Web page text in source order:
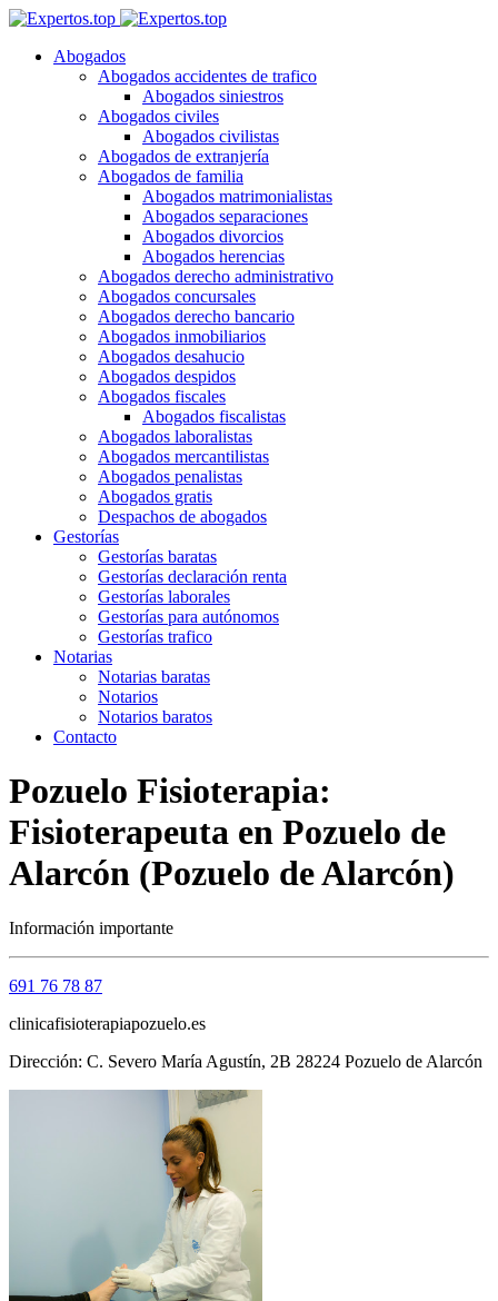
Abogados
Abogados accidentes de trafico
Abogados siniestros
Abogados civiles
Abogados civilistas
Abogados de extranjería
Abogados de familia
Abogados matrimonialistas
Abogados separaciones
Abogados divorcios
Abogados herencias
Abogados derecho administrativo
Abogados concursales
Abogados derecho bancario
Abogados inmobiliarios
Abogados desahucio
Abogados despidos
Abogados fiscales
Abogados fiscalistas
Abogados laboralistas
Abogados mercantilistas
Abogados penalistas
Abogados gratis
Despachos de abogados
Gestorías
Gestorías baratas
Gestorías declaración renta
Gestorías laborales
Gestorías para autónomos
Gestorías trafico
Notarias
Notarias baratas
Notarios
Notarios baratos
Contacto
Pozuelo Fisioterapia:
Fisioterapeuta en Pozuelo de
Alarcón (Pozuelo de Alarcón)
Información importante
691 76 78 87
clinicafisioterapiapozuelo.es
Dirección: C. Severo María Agustín, 2B 28224 Pozuelo de Alarcón